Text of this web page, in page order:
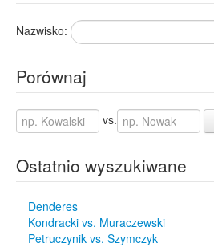
Nazwisko:
Porównaj
vs.
Ostatnio wyszukiwane
Denderes
Kondracki vs. Muraczewski
Petruczynik vs. Szymczyk